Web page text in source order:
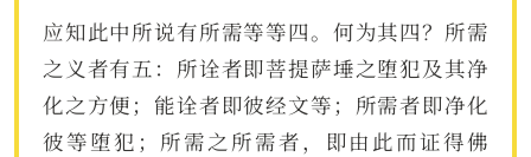
应知此中所说有所需等等四。何为其四？所需
之义者有五：所诠者即菩提萨埵之堕犯及其净
化之方便；能诠者即彼经文等；所需者即净化
彼等堕犯；所需之所需者，即由此而证得佛